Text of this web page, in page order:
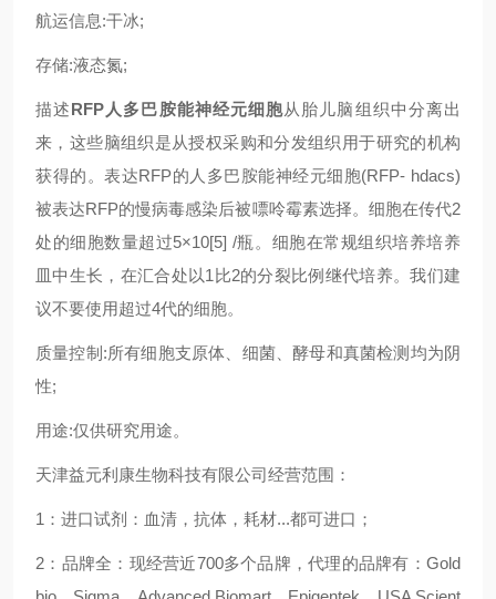
航运信息:干冰;
存储:液态氮;
描述RFP人多巴胺能神经元细胞从胎儿脑组织中分离出
来，这些脑组织是从授权采购和分发组织用于研究的机构
获得的。表达RFP的人多巴胺能神经元细胞(RFP- hdacs)
被表达RFP的慢病毒感染后被嘌呤霉素选择。细胞在传代2
处的细胞数量超过5×10[5] /瓶。细胞在常规组织培养培养
皿中生长，在汇合处以1比2的分裂比例继代培养。我们建
议不要使用超过4代的细胞。
质量控制:所有细胞支原体、细菌、酵母和真菌检测均为阴
性;
用途:仅供研究用途。
天津益元利康生物科技有限公司经营范围：
1：进口试剂：血清，抗体，耗材...都可进口；
2：品牌全：现经营近700多个品牌，代理的品牌有：Gold